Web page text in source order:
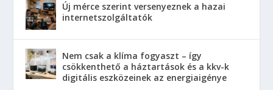
Új mérce szerint versenyeznek a hazai
internetszolgáltatók
Nem csak a klíma fogyaszt – így
csökkenthető a háztartások és a kkv-k
digitális eszközeinek az energiaigénye